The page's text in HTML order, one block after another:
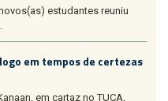
estudantes reuniu
em tempos de certezas
em cartaz no TUCA,